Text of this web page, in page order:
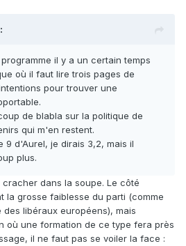
il y a un certain temps
où il faut lire trois pages de
pour trouver une
de blabla sur la politique de
qui m'en restent.
9 d'Aurel, je dirais 3,2, mais il
plus.
dans la soupe. Le côté
la grosse faiblesse du parti (comme
libéraux européens), mais
où une formation de ce type fera près
il ne faut pas se voiler la face :